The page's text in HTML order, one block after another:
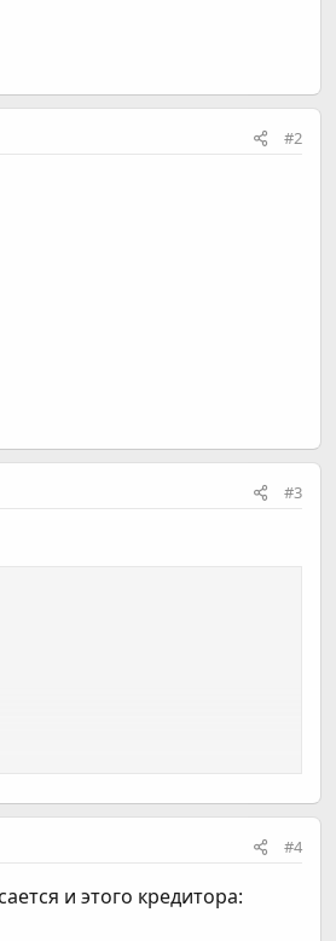
#2
#3
#4
и этого кредитора: